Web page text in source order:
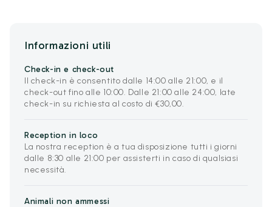
Informazioni utili
Check-in e check-out
Il check-in è consentito dalle 14:00 alle 21:00, e il
check-out fino alle 10:00. Dalle 21:00 alle 24:00, late
check-in su richiesta al costo di €30,00.
Reception in loco
La nostra reception è a tua disposizione tutti i giorni
dalle 8:30 alle 21:00 per assisterti in caso di qualsiasi
necessità.
Animali non ammessi